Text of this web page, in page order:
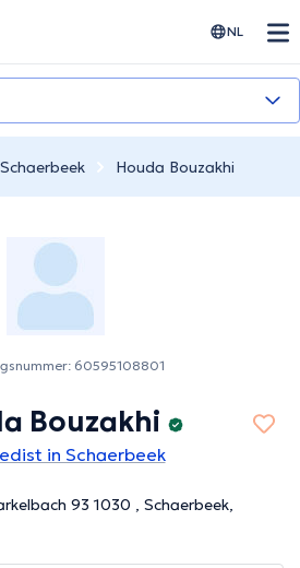
NL
Schaerbeek Houda Bouzakhi
60595108801
Bouzakhi
in Schaerbeek
93 1030 , Schaerbeek,